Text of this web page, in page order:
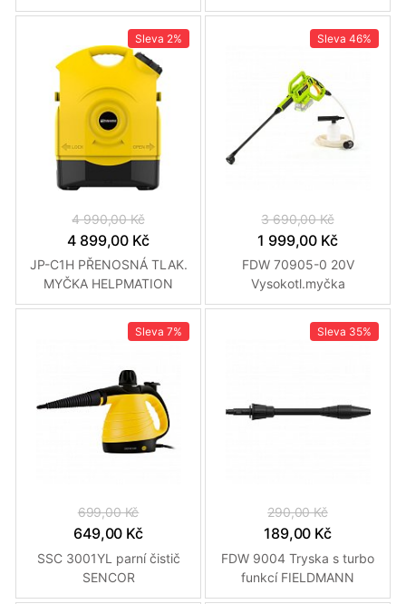
KARCHER
KARCHER
Sleva 2%
4 990,00 Kč
4 899,00 Kč
JP-C1H PŘENOSNÁ TLAK.
MYČKA HELPMATION
Sleva 46%
3 690,00 Kč
1 999,00 Kč
FDW 70905-0 20V
Vysokotl.myčka
FIELDMANN
Sleva 7%
699,00 Kč
649,00 Kč
SSC 3001YL parní čistič
SENCOR
Sleva 35%
290,00 Kč
189,00 Kč
FDW 9004 Tryska s turbo
funkcí FIELDMANN